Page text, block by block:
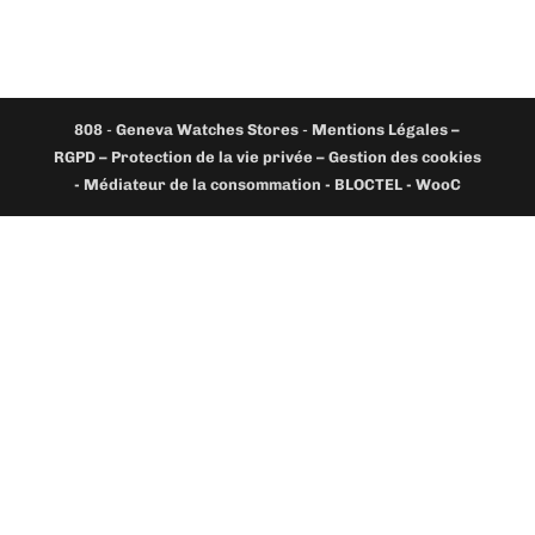
808 -Geneva Watches Stores - Mentions Légales –
RGPD – Protection de la vie privée – Gestion des cookies
- Médiateur de la consommation - BLOCTEL - WooC